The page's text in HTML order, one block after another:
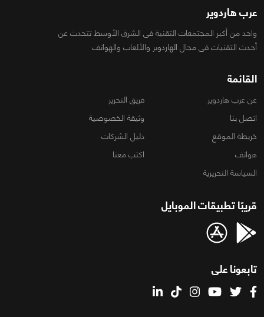
عرب هاردوير
واحد من أكبر المجتمعات التقنية فى الشرق الأوسط تتحدث عن
أحدث التقنيات فى مجال الهاردوير والألعاب والهواتف
القائمة
عن عرب هاردوير
فريق التحرير
اتصل بنا
وثيقة الخصوصية
خريطة الموقع
دليل الشركات
هواتف
اكتب معنا
السياسة التحريرية
قريبًا تطبيقات الموبايل
تابعونا على